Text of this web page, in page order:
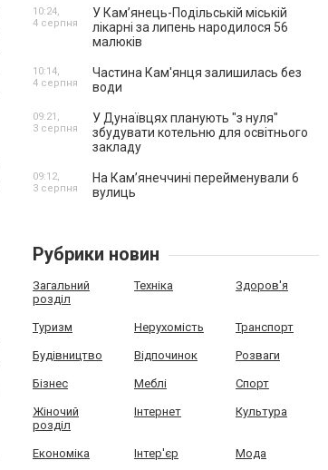
У Кам’янець-Подільській міській
лікарні за липень народилося 56
малюків
10:24,
4 серпня
Частина Кам'янця залишилась без
води
10:14,
4 серпня
У Дунаївцях планують "з нуля"
збудувати котельню для освітнього
закладу
09:21,
3 серпня
На Камʼянеччині перейменували 6
вулиць
09:12,
3 серпня
Рубрики новин
Загальний
розділ
Техніка Здоров'я
Туризм Нерухомість Транспорт
Будівництво Відпочинок Розваги
Бізнес Меблі Спорт
Жіночий
розділ
Інтернет Культура
Економіка Інтер'єр Мода